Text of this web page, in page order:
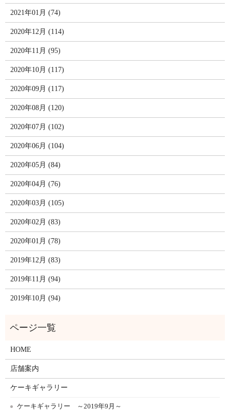
2021年01月 (74)
2020年12月 (114)
2020年11月 (95)
2020年10月 (117)
2020年09月 (117)
2020年08月 (120)
2020年07月 (102)
2020年06月 (104)
2020年05月 (84)
2020年04月 (76)
2020年03月 (105)
2020年02月 (83)
2020年01月 (78)
2019年12月 (83)
2019年11月 (94)
2019年10月 (94)
HOME
店舗案内
ケーキギャラリー
ケーキギャラリー ～2019年9月～